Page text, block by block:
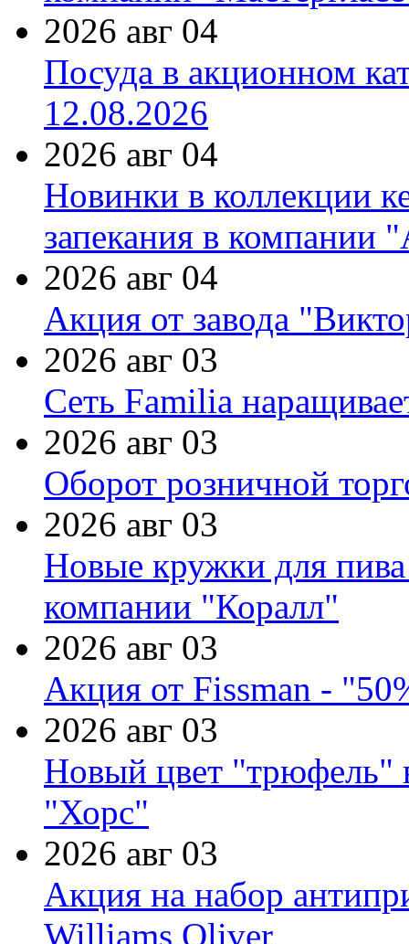
2026 авг 04
Посуда в акционном
12.08.2026
2026 авг 04
Новинки в коллекции
запекания в компании
2026 авг 04
Акция от завода
2026 авг 03
Сеть Familia
2026 авг 03
Оборот розничной
2026 авг 03
Новые кружки для
компании "Коралл"
2026 авг 03
Акция от Fissman -
2026 авг 03
Новый цвет "трюфель"
"Хорс"
2026 авг 03
Акция на набор
Williams Oliver